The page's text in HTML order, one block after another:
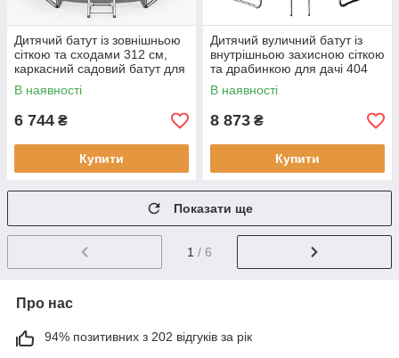
Дитячий батут із зовнішньою
сіткою та сходами 312 см,
каркасний садовий батут для
дачі Atleto різнокольоровий
В наявності
6 744 ₴
Купити
Дитячий вуличний батут із
внутрішньою захисною сіткою
та драбинкою для дачі 404
см Atleto помаранчевий
В наявності
8 873 ₴
Купити
Показати ще
1 / 6
Про нас
94% позитивних з 202 відгуків за рік